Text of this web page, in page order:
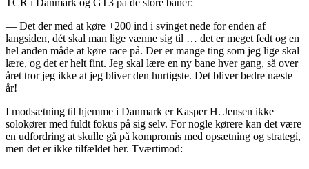
TCR i Danmark og GT3 på de store baner:
— Det der med at køre +200 ind i svinget nede for enden af
langsiden, dét skal man lige vænne sig til … det er meget fedt og en
hel anden måde at køre race på. Der er mange ting som jeg lige skal
lære, og det er helt fint. Jeg skal lære en ny bane hver gang, så over
året tror jeg ikke at jeg bliver den hurtigste. Det bliver bedre næste
år!
I modsætning til hjemme i Danmark er Kasper H. Jensen ikke
solokører med fuldt fokus på sig selv. For nogle kørere kan det være
en udfordring at skulle gå på kompromis med opsætning og strategi,
men det er ikke tilfældet her. Tværtimod: